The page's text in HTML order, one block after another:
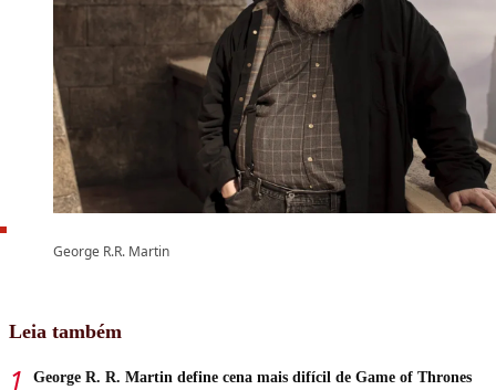
George R.R. Martin
Leia também
George R. R. Martin define cena mais difícil de Game of Thrones